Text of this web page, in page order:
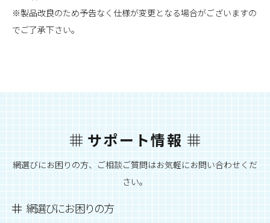
※製品改良のため予告なく仕様が変更となる場合がございますの
でご了承下さい。
サポート情報
網選びにお困りの方、ご相談ご質問はお気軽にお問い合わせくだ
さい。
網選びにお困りの方